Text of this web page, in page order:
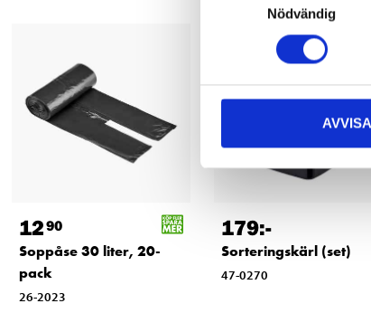
Nödvändig
AVVISA
1290
Soppåse 30 liter, 20-
pack
26-2023
179:-
Sorteringskärl (set)
47-0270